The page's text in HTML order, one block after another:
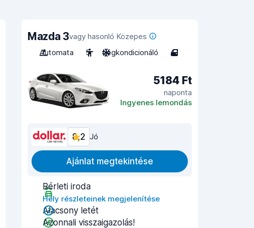
Mazda 3vagy hasonló Közepes
Automata
5 Légkondicionáló 4
5184 Ft
naponta
Ingyenes lemondás
8,2 Jó
Ajánlat megtekintése
Bérleti iroda
Hely részleteinek megjelenítése
Alacsony letét
Azonnali visszaigazolás!